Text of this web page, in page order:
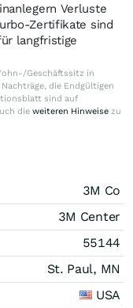
Verluste
Zertifikate sind
langfristige
Geschäftssitz in
die Endgültigen
sind auf
die weiteren Hinweise zu
3M Co
3M Center
55144
St. Paul, MN
USA